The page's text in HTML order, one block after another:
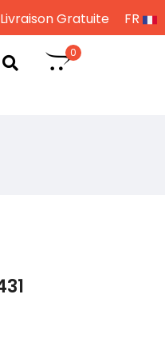
Livraison Gratuite FR
0